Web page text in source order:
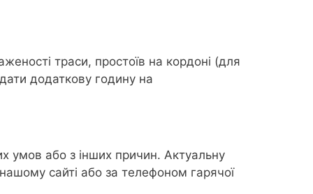
траси, простоїв на кордоні (для
додаткову годину на
умов або з інших причин. Актуальну
сайті або за телефоном гарячої